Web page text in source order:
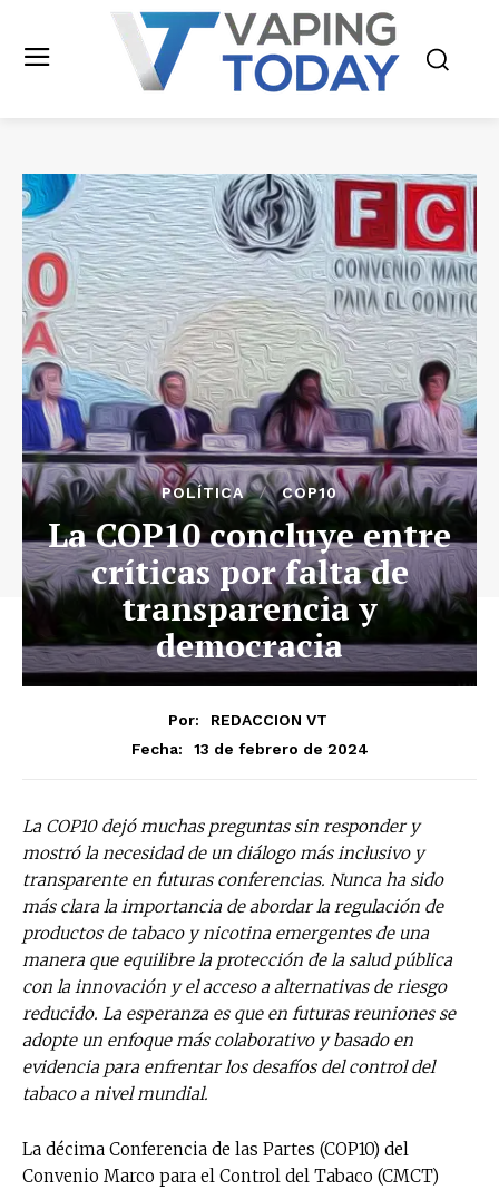
POLÍTICA COP10
La COP10 concluye entre
críticas por falta de
transparencia y
democracia
Por:
REDACCION VT
Fecha:
13 de febrero de 2024
La COP10 dejó muchas preguntas sin responder y
mostró la necesidad de un diálogo más inclusivo y
transparente en futuras conferencias. Nunca ha sido
más clara la importancia de abordar la regulación de
productos de tabaco y nicotina emergentes de una
manera que equilibre la protección de la salud pública
con la innovación y el acceso a alternativas de riesgo
reducido. La esperanza es que en futuras reuniones se
adopte un enfoque más colaborativo y basado en
evidencia para enfrentar los desafíos del control del
tabaco a nivel mundial.
La décima Conferencia de las Partes (COP10) del
Convenio Marco para el Control del Tabaco (CMCT)